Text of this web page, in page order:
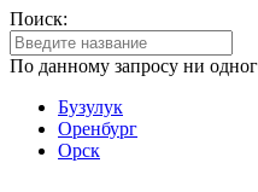
Поиск:
По данному запросу ни
Бузулук
Оренбург
Орск